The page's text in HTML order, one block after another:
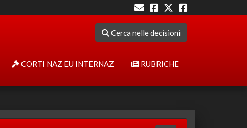
Cerca nelle decisioni
CORTI NAZ EU INTERNAZ RUBRICHE